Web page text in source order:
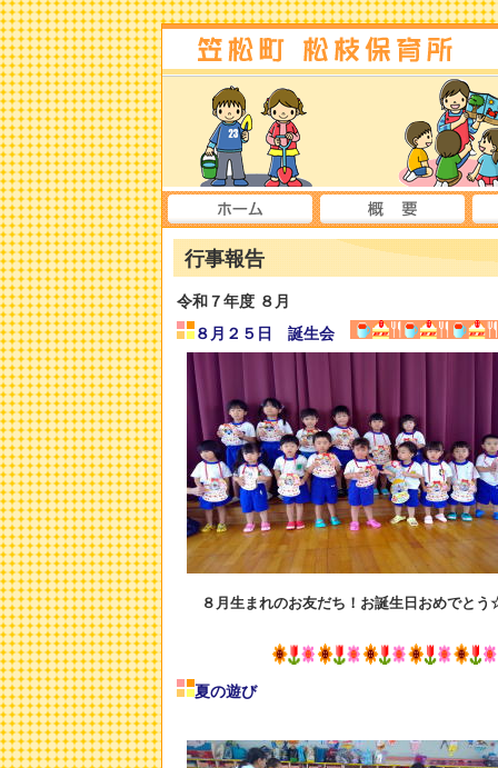
行事報告
令和７年度 ８月
８月２５日 誕生会
８月生まれのお友だち！お誕生日おめでと
夏の遊び